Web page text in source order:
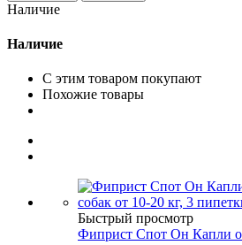
Наличие
Наличие
С этим товаром покупают
Похожие товары
Быстрый просмотр
Фиприст Спот Он Капли